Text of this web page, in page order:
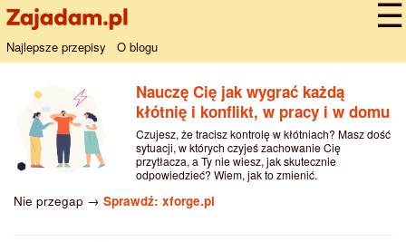
Najlepsze przepisy O blogu
Nauczę Cię jak wygrać każdą
kłótnię i konflikt, w pracy i w domu
Czujesz, że tracisz kontrolę w kłótniach? Masz dość
sytuacji, w których czyjeś zachowanie Cię
przytłacza, a Ty nie wiesz, jak skutecznie
odpowiedzieć? Wiem, jak to zmienić.
Nie przegap → Sprawdź: xforge.pl